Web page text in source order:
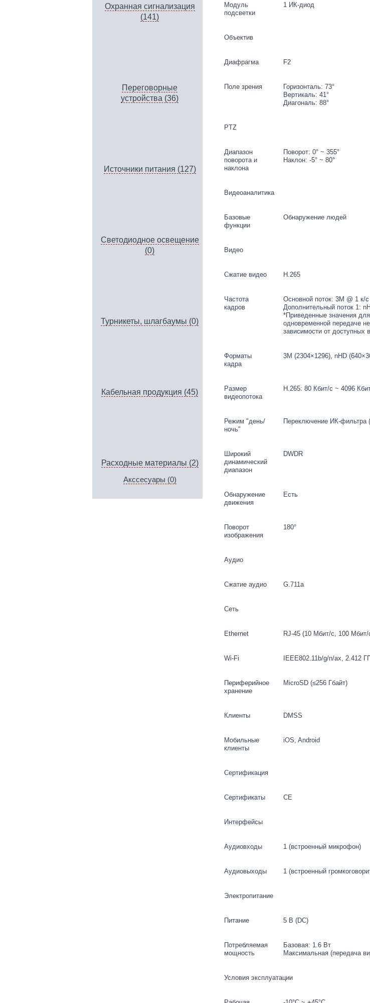
Охранная сигнализация
(141)
Переговорные
устройства (36)
Источники питания (127)
Светодиодное освещение
(0)
Турникеты, шлагбаумы (0)
Кабельная продукция (45)
Расходные материалы (2)
Акссесуары (0)
Модуль
подсветки
1 ИК-диод
Объектив
Диафрагма F2
Поле зрения
Горизонталь: 73°
Вертикаль: 41°
Диагональ: 88°
PTZ
Диапазон
поворота и
наклона
Поворот: 0° ~ 355°
Наклон: -5° ~ 80°
Видеоаналитика
Базовые
функции
Обнаружение людей
Видео
Сжатие видео H.265
Частота
кадров
Основной поток: 3M @ 1 к/
Дополнительный поток 1:
*Приведенные значения
одновременной передаче
зависимости от доступных
Форматы
кадра
3M (2304×1296), nHD
Размер
видеопотока
H.265: 80 Кбит/с ~ 4096
Режим "день/
ночь"
Переключение ИК-фильтра
Широкий
динамический
диапазон
DWDR
Обнаружение
движения
Есть
Поворот
изображения
180°
Аудио
Сжатие аудио G.711a
Сеть
Ethernet RJ-45 (10 Мбит/с, 100 Мбит/
Wi-Fi IEEE802.11b/g/n/ax, 2.412
Периферийное
хранение
MicroSD (≤256 Гбайт)
Клиенты DMSS
Мобильные
клиенты
iOS, Android
Сертификация
Сертификаты CE
Интерфейсы
Аудиовходы 1 (встроенный микрофон)
Аудиовыходы 1 (встроенный
Электропитание
Питание 5 В (DC)
Потребляемая
мощность
Базовая: 1.6 Вт
Максимальная (передача
Условия эксплуатации